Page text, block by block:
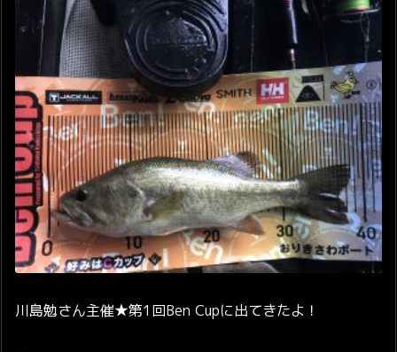
川島勉さん主催★第1回Ben Cupに出てきたよ！